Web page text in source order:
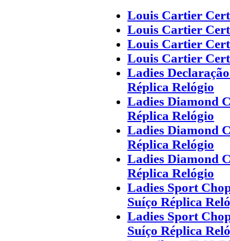
Louis Cartier
Louis Cartier
Louis Cartier
Louis Cartier
Ladies
Réplica Relógio
Ladies Diamond
Réplica Relógio
Ladies Diamond
Réplica Relógio
Ladies Diamond
Réplica Relógio
Ladies Sport
Suíço Réplica
Ladies Sport
Suíço Réplica